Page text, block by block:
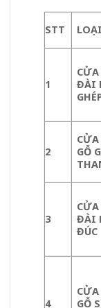
STT
1
ĐÀI
2
GỖ
3
ĐÀI
ĐÚC
4
GỖ